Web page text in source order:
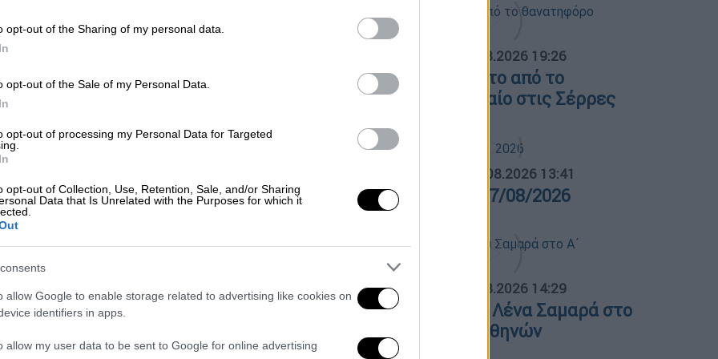
opt-out of the Sharing of my personal data.
opt-out of the Sale of my Personal Data.
opt-out of processing my Personal Data for Targeted
opt-out of Collection, Use, Retention, Sale, and/or Sharing
Data that Is Unrelated with the Purposes for which it
allow Google to enable storage related to advertising like cookies on
identifiers in apps.
allow my user data to be sent to Google for online advertising
προβληματισμό εκφράζει ο
του αγροτικού γιατρού
Αθηνών από το περιστατικό της
σύλληψης αγροτικού ιατρού στο
«Θα με συλλάβουν μετά την
εκπομπή»: Όσα είχε καταγγείλει
στο OPEN ο αγροτικός γιατρός
07.08.2026 19:26
Βίντεο ντοκουμέντο από το
θανατηφόρο τροχαίο στις Σέρρες
07.08.2026 13:41
Αθλητικό δελτίο 07/08/2026
ΑΠΟΣΠΑΣΜΑΤΑ... 07.08.2026 14:29
Μνημόσυνο για τη Λένα Σαμαρά στο
Α΄ Νεκροταφείο Αθηνών